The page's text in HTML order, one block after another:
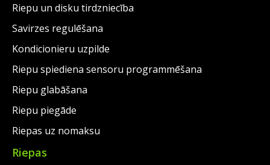
Riepu un disku tirdzniecība
Savirzes regulēšana
Kondicionieru uzpilde
Riepu spiediena sensoru programmēšana
Riepu glabāšana
Riepu piegāde
Riepas uz nomaksu
Riepas